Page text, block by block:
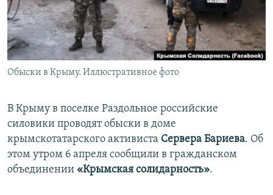
ПОБЕДИТЕЛЕЙ НЕ СУДЯТ?
КРЫМ.НЕПОКОРЕННЫЙ
ELIFBE
УКРАИНСКАЯ ПРОБЛЕМА КРЫМА
ПРИСОЕДИНЯЙТЕСЬ!
Обыски в Крыму. Иллюстративное фото
В Крыму в поселке Раздольное российские
силовики проводят обыски в доме
крымскотатарского активиста Сервера Бариева. Об
этом утром 6 апреля сообщили в гражданском
объединении «Крымская солидарность».